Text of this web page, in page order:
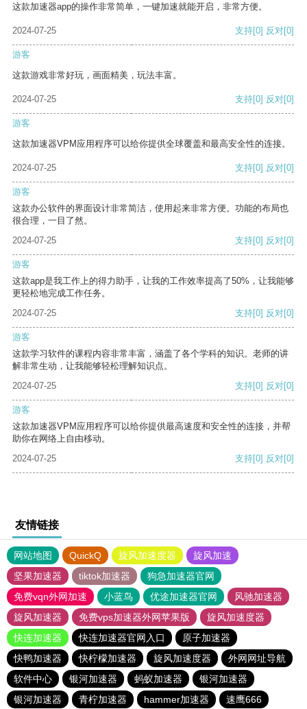
这款加速器app的操作非常简单，一键加速就能开启，非常方便。
2024-07-25 支持[0] 反对[0]
游客
这款游戏非常好玩，画面精美，玩法丰富。
2024-07-25 支持[0] 反对[0]
游客
这款加速器VPM应用程序可以给你提供全球覆盖和最高安全性的连接。
2024-07-25 支持[0] 反对[0]
游客
这款办公软件的界面设计非常简洁，使用起来非常方便。功能的布局也
很合理，一目了然。
2024-07-25
支持[0] 反对[0]
游客
这款app是我工作上的得力助手，让我的工作效率提高了50%，让我能够
更轻松地完成工作任务。
2024-07-25
支持[0] 反对[0]
游客
这款学习软件的课程内容非常丰富，涵盖了各个学科的知识。老师的讲
解非常生动，让我能够轻松理解知识点。
2024-07-25
支持[0] 反对[0]
游客
这款加速器VPM应用程序可以给你提供最高速度和安全性的连接，并帮
助你在网络上自由移动。
2024-07-25
支持[0] 反对[0]
友情链接
网站地图 QuickQ 旋风加速度器
旋风加速
坚果加速器
tiktok加速器
狗急加速器官网
免费vqn外网加速
小蓝鸟 优途加速器官网
风驰加速器
旋风加速器
免费vps加速器外网苹果版
旋风加速度器
快连加速器
快连加速器官网入口
原子加速器
快鸭加速器
快柠檬加速器 旋风加速度器
外网网址导航
软件中心
银河加速器 蚂蚁加速器
银河加速器
银河加速器
青柠加速器 hammer加速器 速鹰666